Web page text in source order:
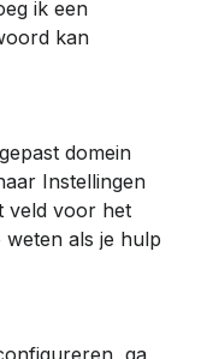
ik een
kan
Instellingen
veld voor het
weten als je hulp